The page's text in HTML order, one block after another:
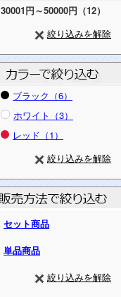
30001円～50000円（12）
絞り込みを解除
ブラック（6）
ホワイト（3）
レッド（1）
絞り込みを解除
セット商品
単品商品
絞り込みを解除